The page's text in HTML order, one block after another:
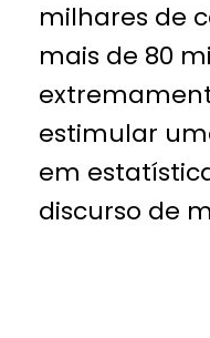
milhares de
mais de 80
estimular
em
discurso de